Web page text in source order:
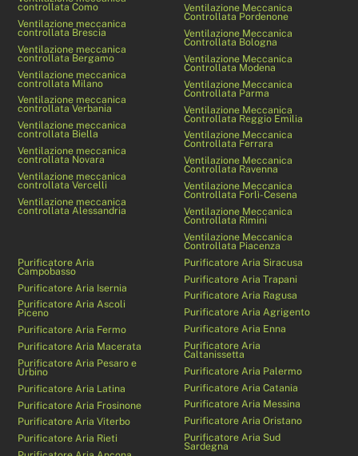
controllata Como
Ventilazione meccanica
controllata Brescia
Ventilazione meccanica
controllata Bergamo
Ventilazione meccanica
controllata Milano
Ventilazione meccanica
controllata Verbania
Ventilazione meccanica
controllata Biella
Ventilazione meccanica
controllata Novara
Ventilazione meccanica
controllata Vercelli
Ventilazione meccanica
controllata Alessandria
Ventilazione Meccanica
Controllata Pordenone
Ventilazione Meccanica
Controllata Bologna
Ventilazione Meccanica
Controllata Modena
Ventilazione Meccanica
Controllata Parma
Ventilazione Meccanica
Controllata Reggio Emilia
Ventilazione Meccanica
Controllata Ferrara
Ventilazione Meccanica
Controllata Ravenna
Ventilazione Meccanica
Controllata Forlì-Cesena
Ventilazione Meccanica
Controllata Rimini
Ventilazione Meccanica
Controllata Piacenza
Purificatore Aria
Campobasso
Purificatore Aria Isernia
Purificatore Aria Ascoli
Piceno
Purificatore Aria Fermo
Purificatore Aria Macerata
Purificatore Aria Pesaro e
Urbino
Purificatore Aria Latina
Purificatore Aria Frosinone
Purificatore Aria Viterbo
Purificatore Aria Rieti
Purificatore Aria Siracusa
Purificatore Aria Trapani
Purificatore Aria Ragusa
Purificatore Aria Agrigento
Purificatore Aria Enna
Purificatore Aria
Caltanissetta
Purificatore Aria Palermo
Purificatore Aria Catania
Purificatore Aria Messina
Purificatore Aria Oristano
Purificatore Aria Sud
Sardegna